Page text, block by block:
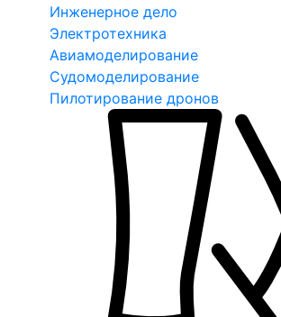
Инженерное дело
Электротехника
Авиамоделирование
Судомоделирование
Пилотирование дронов